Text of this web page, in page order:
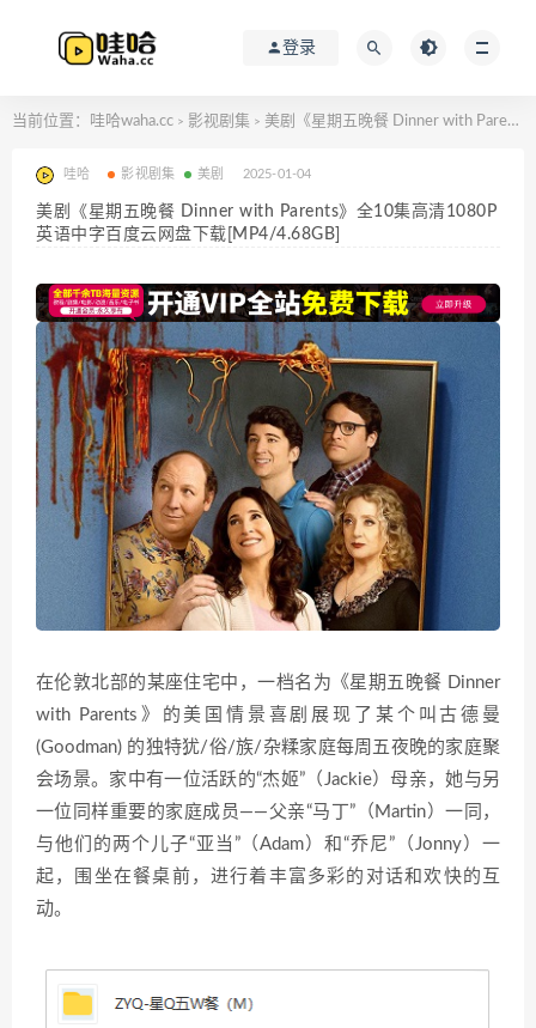
登录
当前位置： 哇哈waha.cc > 影视剧集 > 美剧《星期五晚餐 Dinner with Parents》全10集高清1080P英语中字百度云网盘下载[MP4/4.68GB]
哇哈 影视剧集 美剧 2025-01-04
美剧《星期五晚餐 Dinner with Parents》全10集高清1080P
英语中字百度云网盘下载[MP4/4.68GB]
在伦敦北部的某座住宅中，一档名为《星期五晚餐 Dinner
with Parents》的美国情景喜剧展现了某个叫古德曼
(Goodman) 的独特犹/俗/族/杂糅家庭每周五夜晚的家庭聚
会场景。家中有一位活跃的“杰姬”（Jackie）母亲，她与另
一位同样重要的家庭成员——父亲“马丁”（Martin）一同，
与他们的两个儿子“亚当”（Adam）和“乔尼”（Jonny）一
起，围坐在餐桌前，进行着丰富多彩的对话和欢快的互
动。